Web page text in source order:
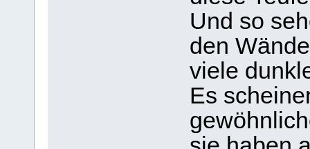
Und so
den
viele
Es